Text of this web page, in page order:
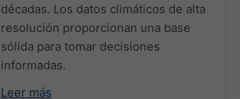
décadas. Los datos climáticos de alta
resolución proporcionan una base
sólida para tomar decisiones
informadas.
Leer más